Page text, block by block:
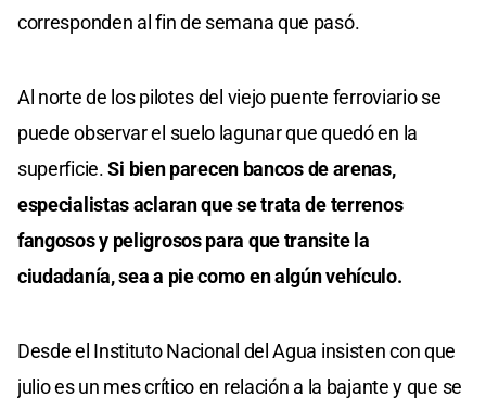
corresponden al fin de semana que pasó.
Al norte de los pilotes del viejo puente ferroviario se
puede observar el suelo lagunar que quedó en la
superficie.Si bien parecen bancos de arenas,
especialistas aclaran que se trata de terrenos
fangosos y peligrosos para que transite la
ciudadanía, sea a pie como en algún vehículo.
Desde el Instituto Nacional del Agua insisten con que
julio es un mes crítico en relación a la bajante y que se